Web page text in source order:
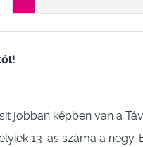
jobban képben van a
13-as száma a